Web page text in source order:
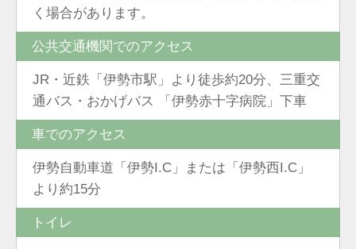
く場合があります。
公共交通機関でのアクセス
JR・近鉄「伊勢市駅」より徒歩約20分、三重交
通バス・おかげバス 「伊勢赤十字病院」下車
車でのアクセス
伊勢自動車道「伊勢I.C」または「伊勢西I.C」
より約15分
トイレ